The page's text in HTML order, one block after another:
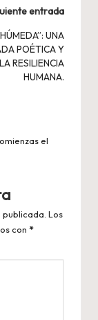
entrada
UNA
POÉTICA Y
RESILIENCIA
HUMANA.
el
publicada. Los
con *